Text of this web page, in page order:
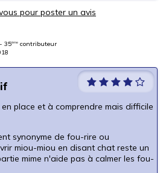
pour poster un avis
35ème contributeur
place et à comprendre mais difficile
synonyme de fou-rire ou
miou-miou en disant chat reste un
mime n'aide pas à calmer les fou-